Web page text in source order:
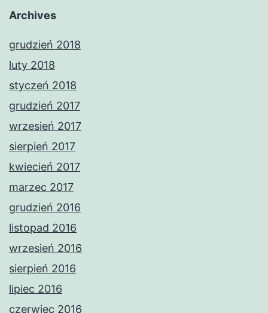
Archives
grudzień 2018
luty 2018
styczeń 2018
grudzień 2017
wrzesień 2017
sierpień 2017
kwiecień 2017
marzec 2017
grudzień 2016
listopad 2016
wrzesień 2016
sierpień 2016
lipiec 2016
czerwiec 2016